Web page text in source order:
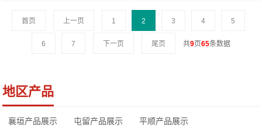
首页 上一页 1 2 3 4 5
6 7 下一页 尾页 共9页65条数据
地区产品
襄垣产品展示 屯留产品展示
平顺产品展示